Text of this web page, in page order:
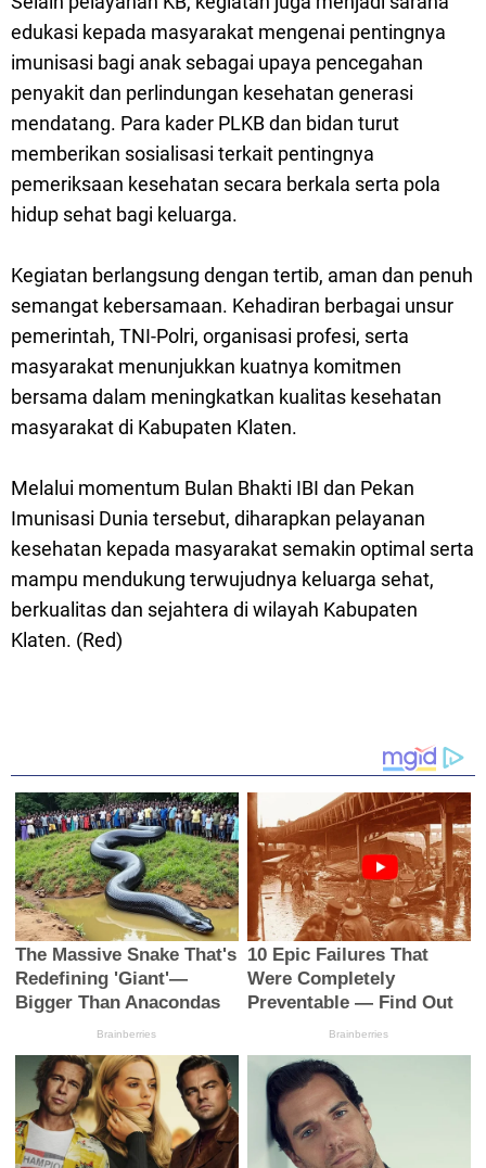
edukasi kepada masyarakat mengenai pentingnya
imunisasi bagi anak sebagai upaya pencegahan
penyakit dan perlindungan kesehatan generasi
mendatang. Para kader PLKB dan bidan turut
memberikan sosialisasi terkait pentingnya
pemeriksaan kesehatan secara berkala serta pola
hidup sehat bagi keluarga.
Kegiatan berlangsung dengan tertib, aman dan penuh
semangat kebersamaan. Kehadiran berbagai unsur
pemerintah, TNI-Polri, organisasi profesi, serta
masyarakat menunjukkan kuatnya komitmen
bersama dalam meningkatkan kualitas kesehatan
masyarakat di Kabupaten Klaten.
Melalui momentum Bulan Bhakti IBI dan Pekan
Imunisasi Dunia tersebut, diharapkan pelayanan
kesehatan kepada masyarakat semakin optimal serta
mampu mendukung terwujudnya keluarga sehat,
berkualitas dan sejahtera di wilayah Kabupaten
Klaten. (Red)